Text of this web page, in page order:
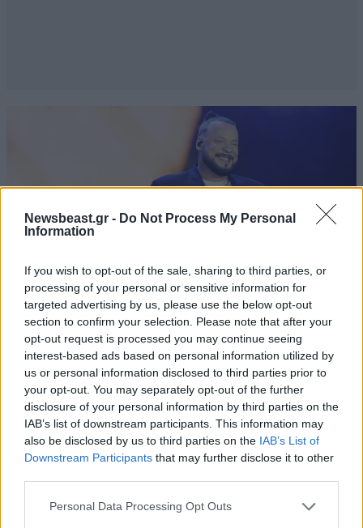
Newsbeast.gr - Do Not Process My Personal
Information
If you wish to opt-out of the sale, sharing to third parties, or
processing of your personal or sensitive information for
targeted advertising by us, please use the below opt-out
section to confirm your selection. Please note that after your
opt-out request is processed you may continue seeing
interest-based ads based on personal information utilized by
us or personal information disclosed to third parties prior to
your opt-out. You may separately opt-out of the further
disclosure of your personal information by third parties on the
IAB’s list of downstream participants. This information may
also be disclosed by us to third parties on the IAB’s List of
Downstream Participants that may further disclose it to other
Please note that this website/app uses one or more Google
Personal Data Processing Opt Outs
LIFESTYLE 07·08·2026 18:48
Ξεσπά ο Χρήστος Δάντης: «Δεν περίμενα την
αχαριστία των ανθρώπων του χώρου»